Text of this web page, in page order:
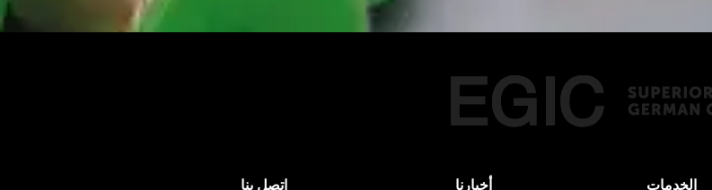
الخدمات أخبارنا اتصل بنا